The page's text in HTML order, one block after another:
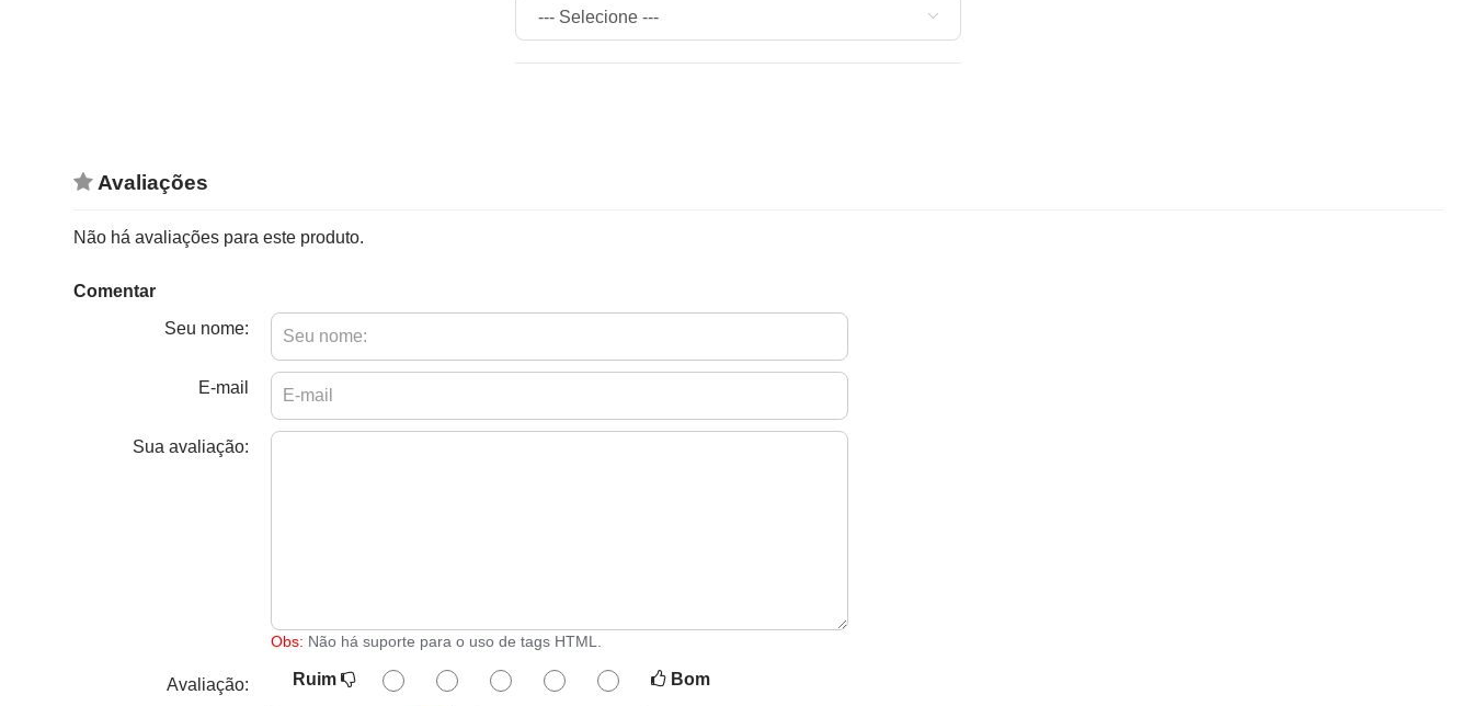
Avaliações
Não há avaliações para este produto.
Comentar
Seu nome:
E-mail
Sua avaliação:
Obs: Não há suporte para o uso de tags HTML.
Avaliação: Ruim Bom